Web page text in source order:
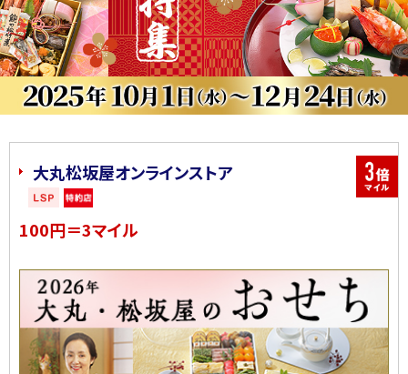
大丸松坂屋オンラインストア
100円＝3マイル